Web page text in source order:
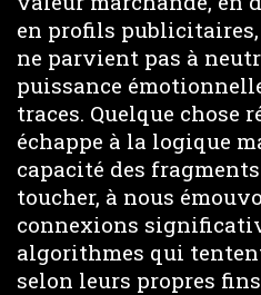
en profils
ne parvient pas à
puissance
traces. Quelque chose
échappe à la logique
capacité des
toucher, à nous
connexions
algorithmes qui
selon leurs propres